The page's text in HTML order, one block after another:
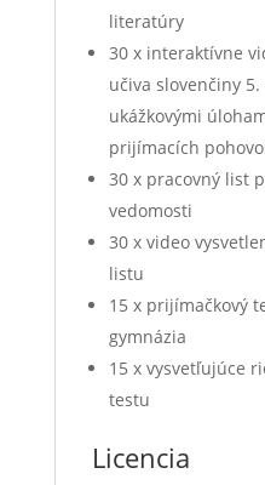
literatúry
30 x interaktívne
učiva slovenčiny 5.
ukážkovými
prijímacích
30 x pracovný list
vedomosti
30 x video
listu
15 x prijímačkový
gymnázia
15 x vysvetľujúce
testu
Licencia